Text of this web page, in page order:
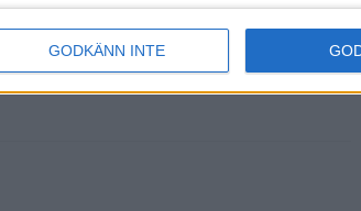
GODKÄNN INTE